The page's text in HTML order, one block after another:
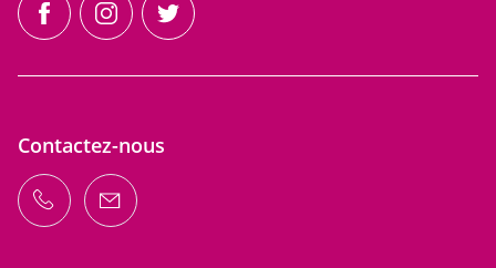
facebookinstagramtwitter
Contactez-nous